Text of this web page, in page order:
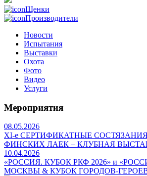
Щенки
Производители
Новости
Испытания
Выставки
Охота
Фото
Видео
Услуги
Мероприятия
08.05.2026
ХI-е СЕРТИФИКАТНЫЕ
ФИНСКИХ ЛАЕК + КЛУБНАЯ
10.04.2026
«РОССИЯ. КУБОК РКФ 2026» и
МОСКВЫ & КУБОК ГОРОДОВ-ГЕРОЕВ